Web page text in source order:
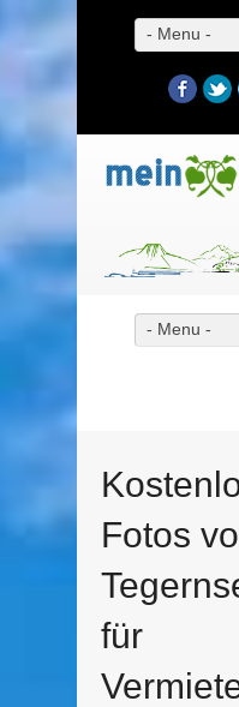
- Menu -
- Menu -
Fotos
für